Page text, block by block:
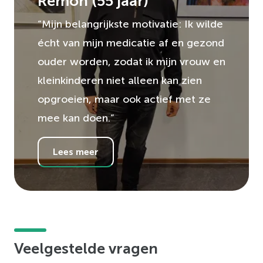
“Mijn belangrijkste motivatie: Ik wilde
écht van mijn medicatie af en gezond
ouder worden, zodat ik mijn vrouw en
kleinkinderen niet alleen kan zien
opgroeien, maar ook actief met ze
mee kan doen.”
Lees meer
Veelgestelde vragen